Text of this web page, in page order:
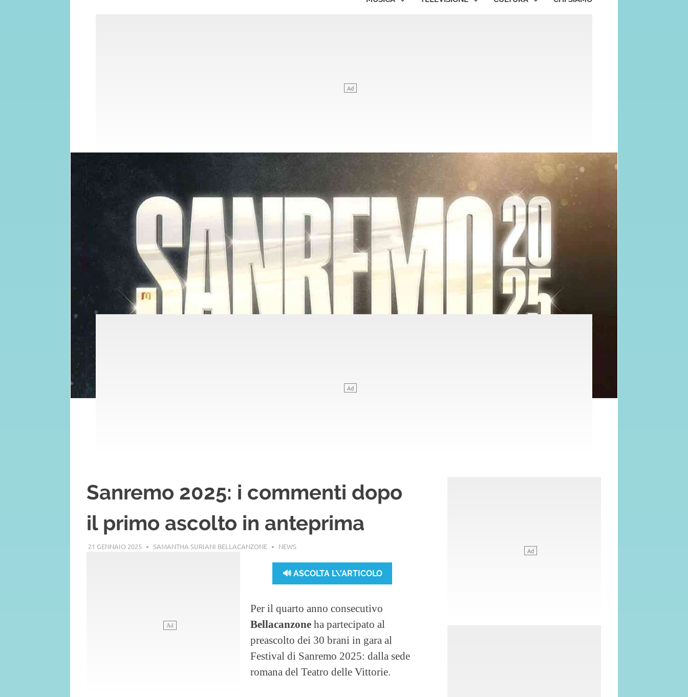
Sanremo 2025: i commenti dopo
il primo ascolto in anteprima
21 GENNAIO 2025 SAMANTHA SURIANI BELLACANZONE NEWS
🔊 ASCOLTA L\'ARTICOLO
Per il quarto anno consecutivo
Bellacanzone ha partecipato al
preascolto dei 30 brani in gara al
Festival di Sanremo 2025: dalla sede
romana del Teatro delle Vittorie.